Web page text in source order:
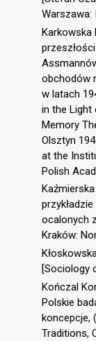
Warszawa:
Karkowska
obchodów
w latach
in the Light
Memory
Olsztyn
at the
Polish
ocalonych
Kraków:
[Sociology
Kończal
Polskie
koncepcje,
Traditions,